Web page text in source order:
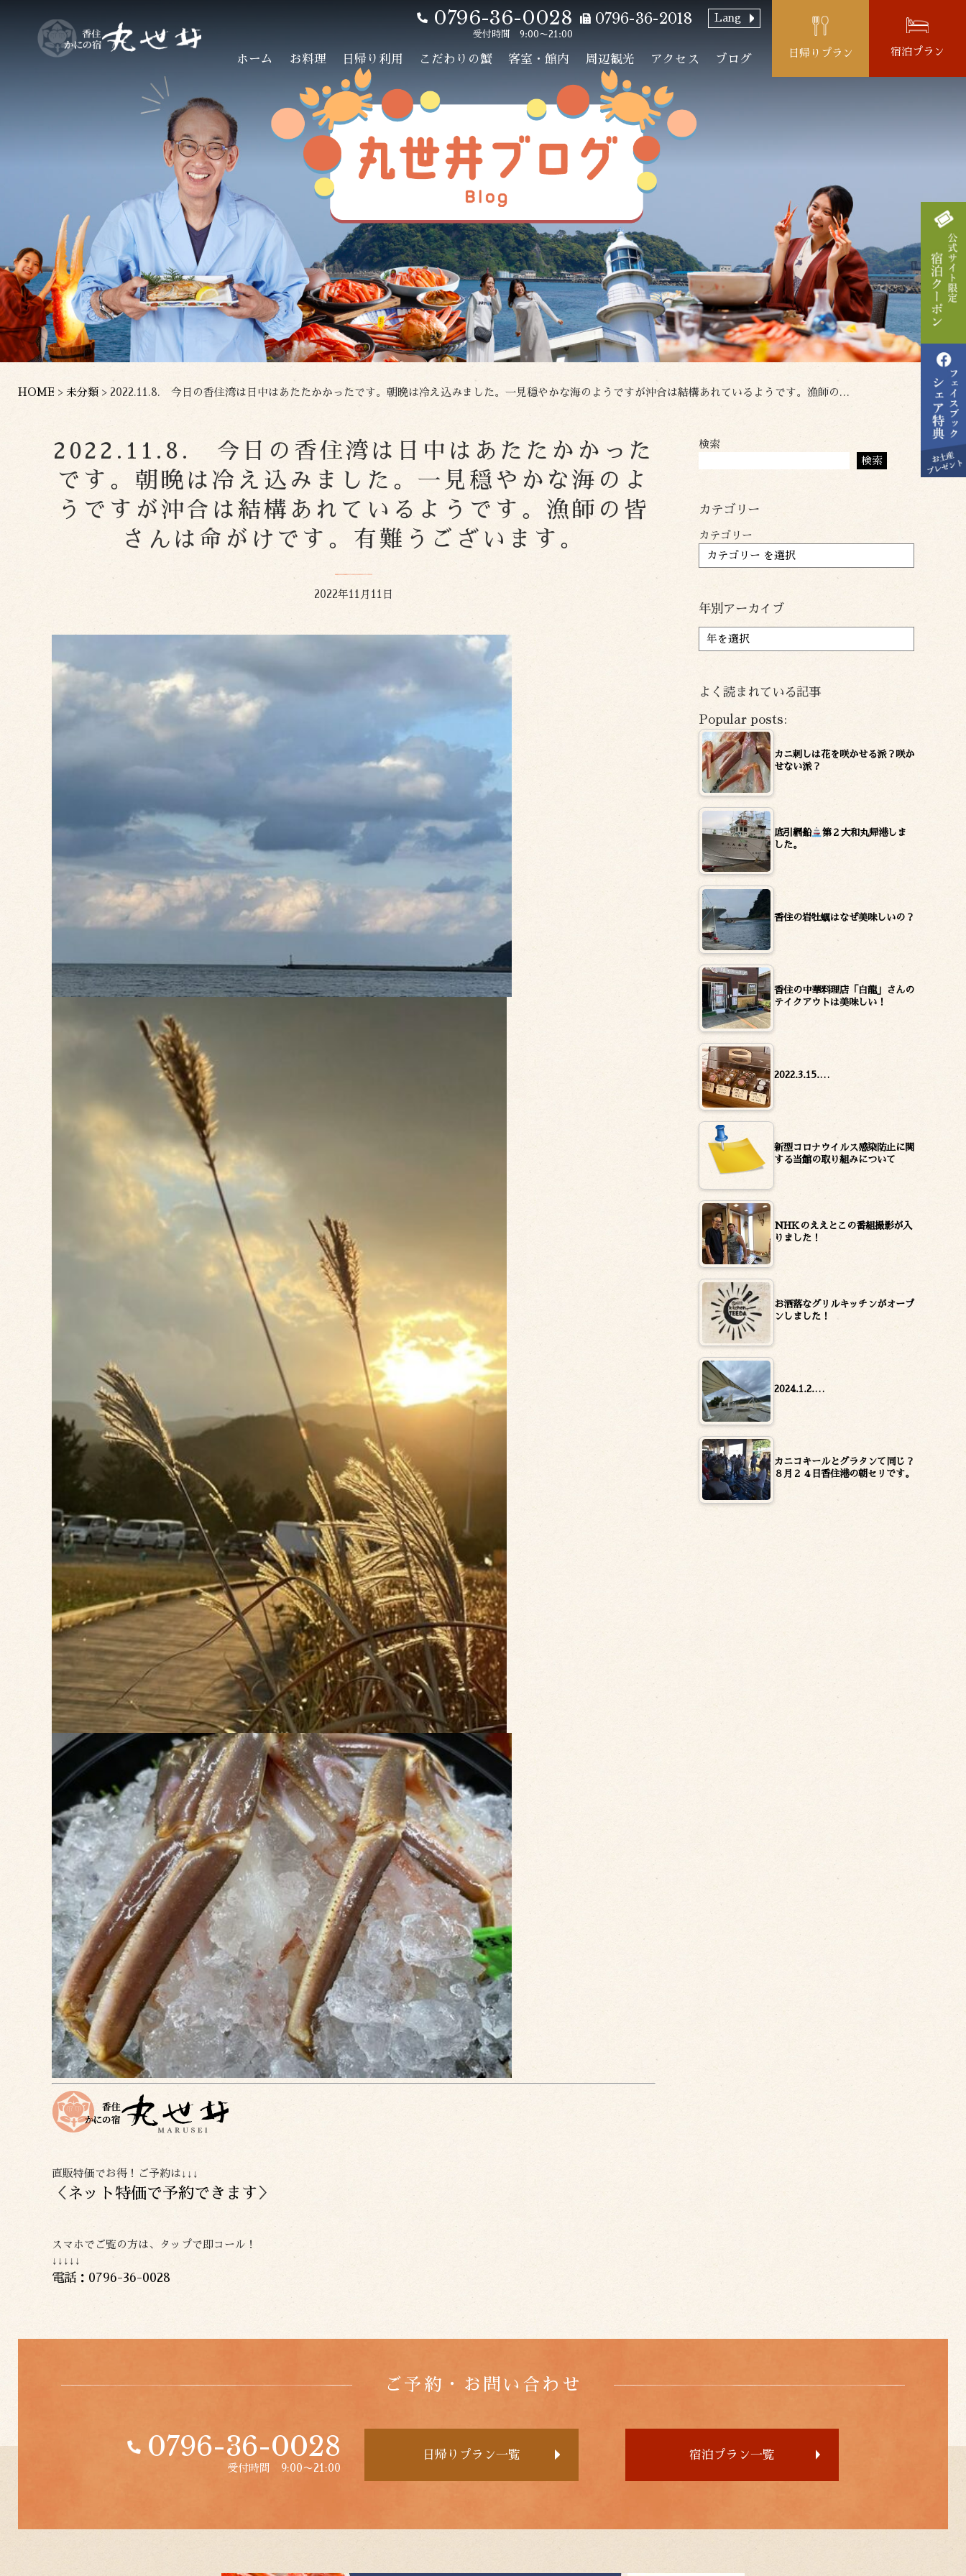
0796-36-0028
受付時間 9:00〜21:00
0796-36-2018 Lang
ホーム お料理 日帰り利用 こだわりの蟹 客室・館内 周辺観光 アクセス ブログ
日帰りプラン 宿泊プラン
HOME > 未分類 > 2022.11.8. 今日の香住湾は日中はあたたかかったです。朝晩は冷え込みました。一見穏やかな海のようですが沖合は結構あれているようです。漁師の皆さんは命がけです。有難うございます。
2022.11.8. 今日の香住湾は日中はあたたかかった
です。朝晩は冷え込みました。一見穏やかな海のよ
うですが沖合は結構あれているようです。漁師の皆
さんは命がけです。有難うございます。
2022年11月11日
直販特価でお得！ご予約は↓↓↓
＜ ネット特価で予約できます ＞
スマホでご覧の方は、タップで即コール！
↓↓↓↓↓
電話：0796-36-0028
検索
検索
カテゴリー
カテゴリー
年別アーカイブ
ア
ー
ブ
よく読まれている記事
Popular posts:
カニ刺しは花を咲かせる派？咲か
せない派？
底引網船
第２大和丸帰港しま
した。
香住の岩牡蠣はなぜ美味しいの？
香住の中華料理店「白龍」さんの
テイクアウトは美味しい！
2022.3.15.…
新型コロナウイルス感染防止に関
する当館の取り組みについて
NHKのええとこの番組撮影が入
りました！
お洒落なグリルキッチンがオープ
ンしました！
2024.1.2.…
カニコキールとグラタンて同じ？
８月２４日香住港の朝セリです。
ご予約・お問い合わせ
0796-36-0028
受付時間 9:00〜21:00
日帰りプラン一覧 宿泊プラン一覧